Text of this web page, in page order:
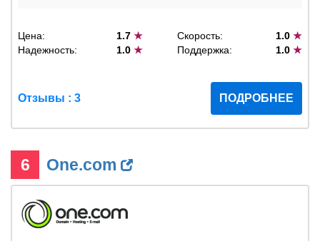
Цена: 1.7★ Скорость: 1.0 ★
Надежность:
1.0★ Поддержка: 1.0 ★
Отзывы : 3 ПОДРОБНЕЕ
6 One.com